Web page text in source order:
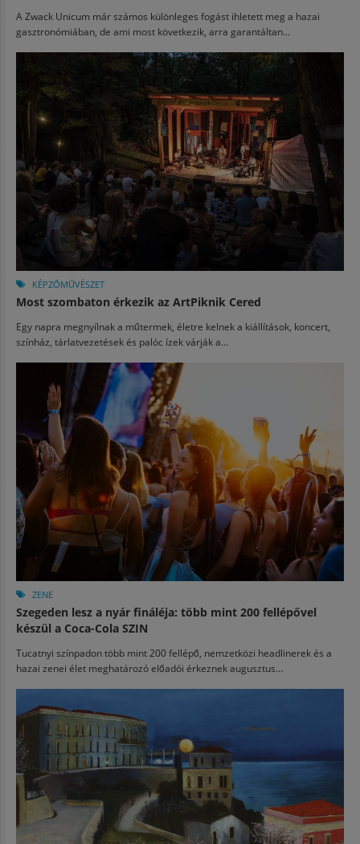
A Zwack Unicum már számos különleges fogást ihletett meg a hazai
gasztronómiában, de ami most következik, arra garantáltan...
KÉPZŐMŰVÉSZET
Most szombaton érkezik az ArtPiknik Cered
Egy napra megnyílnak a műtermek, életre kelnek a kiállítások, koncert,
színház, tárlatvezetések és palóc ízek várják a...
ZENE
Szegeden lesz a nyár fináléja: több mint 200 fellépővel
készül a Coca-Cola SZIN
Tucatnyi színpadon több mint 200 fellépő, nemzetközi headlinerek és a
hazai zenei élet meghatározó előadói érkeznek augusztus...